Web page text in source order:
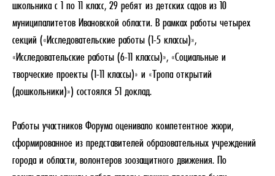
школьника с 1 по 11 класс, 29 ребят из детских садов из 10
муниципалитетов Ивановской области. В рамках работы четырех
секций («Исследовательские работы (1-5 классы)»,
«Исследовательские работы (6-11 классы)», «Социальные и
творческие проекты (1-11 классы)» и «Тропа открытий
(дошкольники)») состоялся 51 доклад.
Работы участников Форума оценивало компетентное жюри,
сформированное из представителей образовательных учреждений
города и области, волонтеров зоозащитного движения. По